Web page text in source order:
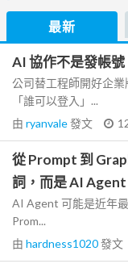
最新
AI 協作不是發帳
公司替工程師開好企
「誰可以登入」...
由 ryanvale發文
從 Prompt 到
詞，而是 AI
AI Agent 可能是近年
Prom...
由 hardness1020發文